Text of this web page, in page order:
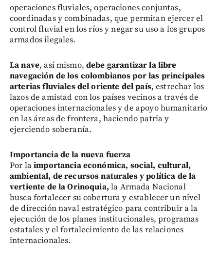
operaciones fluviales, operaciones conjuntas,
coordinadas y combinadas, que permitan ejercer el
control fluvial en los ríos y negar su uso a los grupos
armados ilegales.
La nave, así mismo, debe garantizar la libre
navegación de los colombianos por las principales
arterias fluviales del oriente del país, estrechar los
lazos de amistad con los países vecinos a través de
operaciones internacionales y de apoyo humanitario
en las áreas de frontera, haciendo patria y
ejerciendo soberanía.
Importancia de la nueva fuerza
Por laimportancia económica, social, cultural,
ambiental, de recursos naturales y política de la
vertiente de la Orinoquia, la Armada Nacional
busca fortalecer su cobertura y establecer un nivel
de dirección naval estratégico para contribuir a la
ejecución de los planes institucionales, programas
estatales y el fortalecimiento de las relaciones
internacionales.